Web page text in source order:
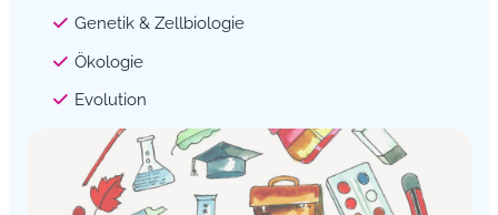
Genetik & Zellbiologie
Ökologie
Evolution